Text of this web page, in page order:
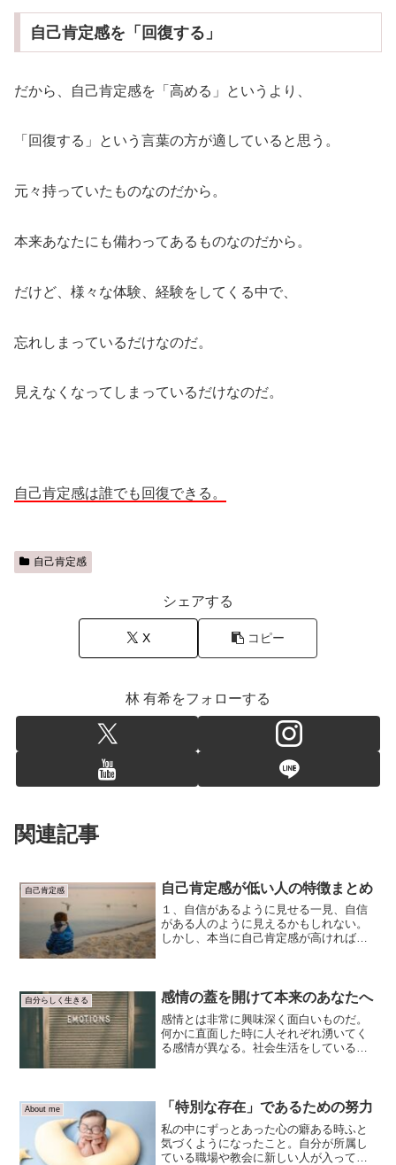
自己肯定感を「回復する」
だから、自己肯定感を「高める」というより、
「回復する」という言葉の方が適していると思う。
元々持っていたものなのだから。
本来あなたにも備わってあるものなのだから。
だけど、様々な体験、経験をしてくる中で、
忘れしまっているだけなのだ。
見えなくなってしまっているだけなのだ。
自己肯定感は誰でも回復できる。
自己肯定感
シェアする
X コピー
林 有希をフォローする
関連記事
自己肯定感 自己肯定感が低い人の特徴まとめ
１、自信があるように見せる一見、自信
がある人のように見えるかもしれない。
しかし、本当に自己肯定感が高ければ、
受け入れらないが故に、本...
自分らしく生きる 感情の蓋を開けて本来のあなたへ
感情とは非常に興味深く面白いものだ。
何かに直面した時に人それぞれ湧いてく
る感情が異なる。社会生活をしている
かと思う。感情は人間に備わ...
About me 「特別な存在」であるための努力
私の中にずっとあった心の癖ある時ふと
気づくようになったこと。自分が所属し
ている職場や教会に新しい人が入ってく